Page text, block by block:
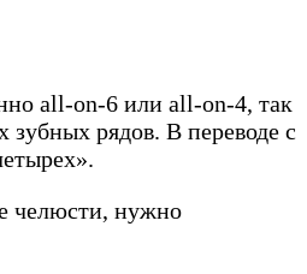
all-on-6 или all-on-4, так
рядов. В переводе с
челюсти, нужно